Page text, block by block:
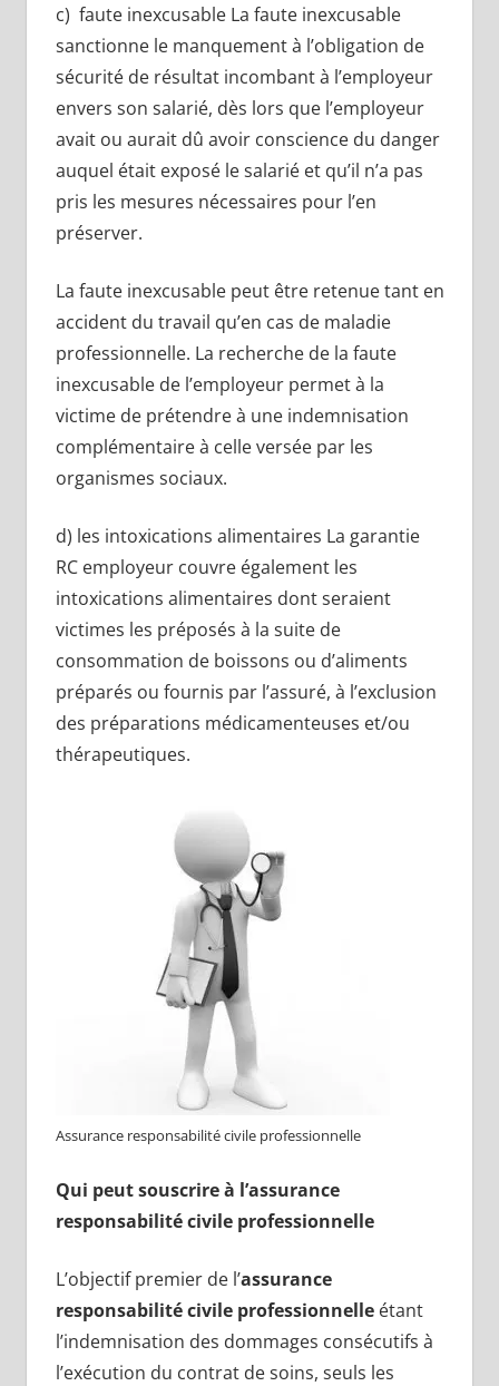
c) faute inexcusable La faute inexcusable
sanctionne le manquement à l’obligation de
sécurité de résultat incombant à l’employeur
envers son salarié, dès lors que l’employeur
avait ou aurait dû avoir conscience du danger
auquel était exposé le salarié et qu’il n’a pas
pris les mesures nécessaires pour l’en
préserver.
La faute inexcusable peut être retenue tant en
accident du travail qu’en cas de maladie
professionnelle. La recherche de la faute
inexcusable de l’employeur permet à la
victime de prétendre à une indemnisation
complémentaire à celle versée par les
organismes sociaux.
d) les intoxications alimentaires La garantie
RC employeur couvre également les
intoxications alimentaires dont seraient
victimes les préposés à la suite de
consommation de boissons ou d’aliments
préparés ou fournis par l’assuré, à l’exclusion
des préparations médicamenteuses et/ou
thérapeutiques.
Assurance responsabilité civile professionnelle
Qui peut souscrire à l’assurance
responsabilité civile professionnelle
L’objectif premier de l’assurance
responsabilité civile professionnelleétant
l’indemnisation des dommages consécutifs à
l’exécution du contrat de soins, seuls les